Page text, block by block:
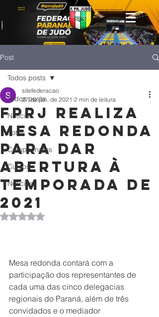
Post
Todos posts
Notícias
Fotos
Campeonatos
Cursos
Noticias
Todos posts
FPrJ realiza
mesa redonda
para dar
abertura à
temporada de
2021
sitefederacao
27 de jan. de 2021 2 min de leitura
Avaliado com NaN de 5 estrelas.
Mesa redonda contará com a
participação dos representantes de
cada uma das cinco delegacias
regionais do Paraná, além de três
convidados e o mediador